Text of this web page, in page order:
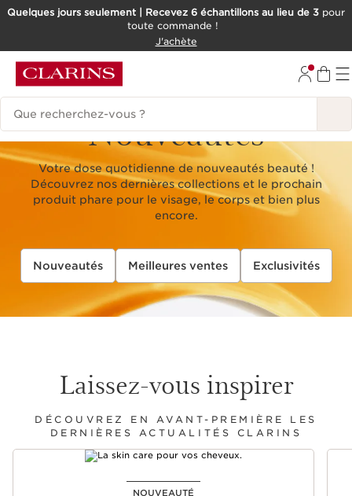
ALLER AU CONTENU
Quelques jours seulement | Recevez 6 échantillons au lieu de 3 pour
toute commande !
J'achète
Historique des recherches
Nouveautés
Votre dose quotidienne de nouveautés beauté !
Découvrez nos dernières collections et le prochain
produit phare pour le visage, le corps et bien plus
encore.
Nouveautés Meilleures ventes Exclusivités
Laissez-vous inspirer
DÉCOUVREZ EN AVANT-PREMIÈRE LES
DERNIÈRES ACTUALITÉS CLARINS
NOUVEAUTÉ